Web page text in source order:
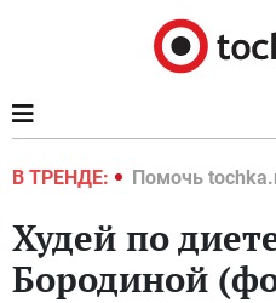
В ТРЕНДЕ:
2022 Помочь
Худей по
Бородиной